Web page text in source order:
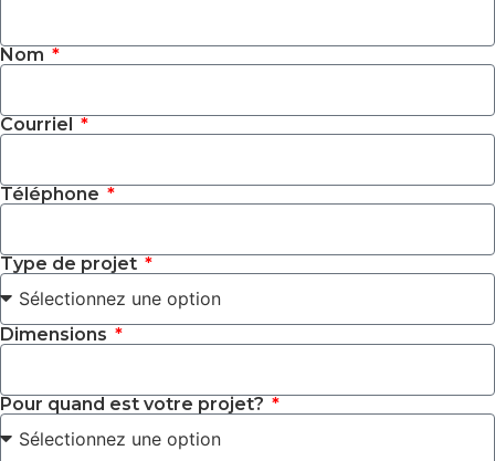
Nom
Courriel
Téléphone
Type de projet
Dimensions
Pour quand est votre projet?